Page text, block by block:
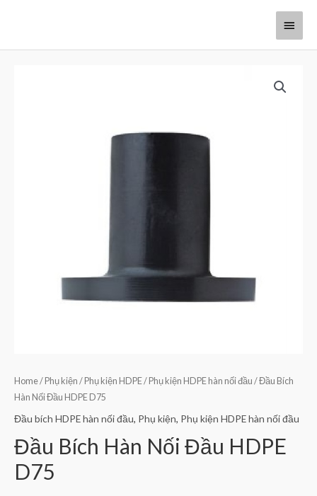
Home/ Phụ kiện / Phụ kiện HDPE/ Phụ kiện HDPE hàn nối đầu / Đầu Bích
Hàn Nối Đầu HDPE D75
Đầu bích HDPE hàn nối đầu, Phụ kiện, Phụ kiện HDPE hàn nối đầu
Đầu Bích Hàn Nối Đầu HDPE
D75